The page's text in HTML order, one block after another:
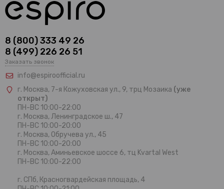
8 (800) 333 49 26
8 (499) 226 26 51
Заказать звонок
info@espiroofficial.ru
г. Москва, 7-я Кожуховская ул., 9, трц Мозаика (уже
открыт)
ПН-ВС 10:00-22:00
г. Москва, Ленинградское ш., 47
ПН-ВС 10:00-20:00
г. Москва, Обручева ул., 45
ПН-ВС 10:00-20:00
г. Москва, Аминьевское шоссе 6, тц Kvartal West
ПН-ВС 10:00-22:00
г. СПб, Красногвардейская площадь, 4